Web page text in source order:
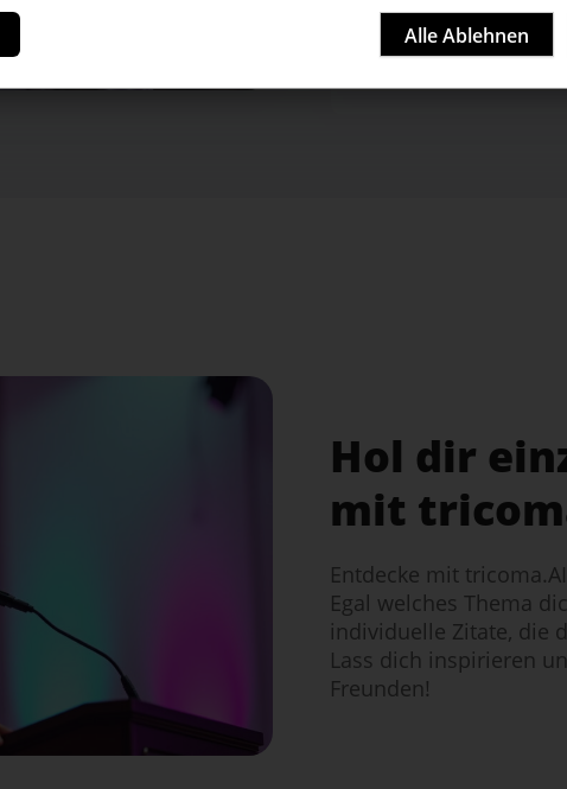
Hol dir
mit
Entdecke mit
Egal welches Thema
individuelle Zitate, die
Lass dich inspirieren
Freunden!